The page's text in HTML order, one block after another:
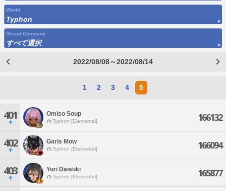
World
Typhon
Grand Company
すべて選択
2022/08/08～2022/08/14
1 2 3 4 5
401 Omiso Soup
Typhon [Elemental] 166132
402 Garis Mow
Typhon [Elemental] 166094
403 Yuri Daisuki
Typhon [Elemental] 165877